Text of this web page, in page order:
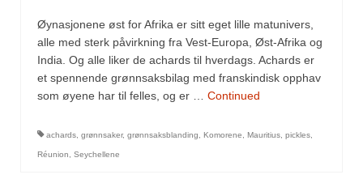
Krydder, oppskrifter
Albóndigaskrydder
Bouquet garni
Brennesle
Øynasjonene øst for Afrika er sitt eget lille matunivers,
alle med sterk påvirkning fra Vest-Europa, Øst-Afrika og
India. Og alle liker de achards til hverdags. Achards er
et spennende grønnsaksbilag med franskindisk opphav
som øyene har til felles, og er … Continued
achards grønnsaker, grønnsaksblanding Komorene Mauritius pickles
Réunion Seychellene